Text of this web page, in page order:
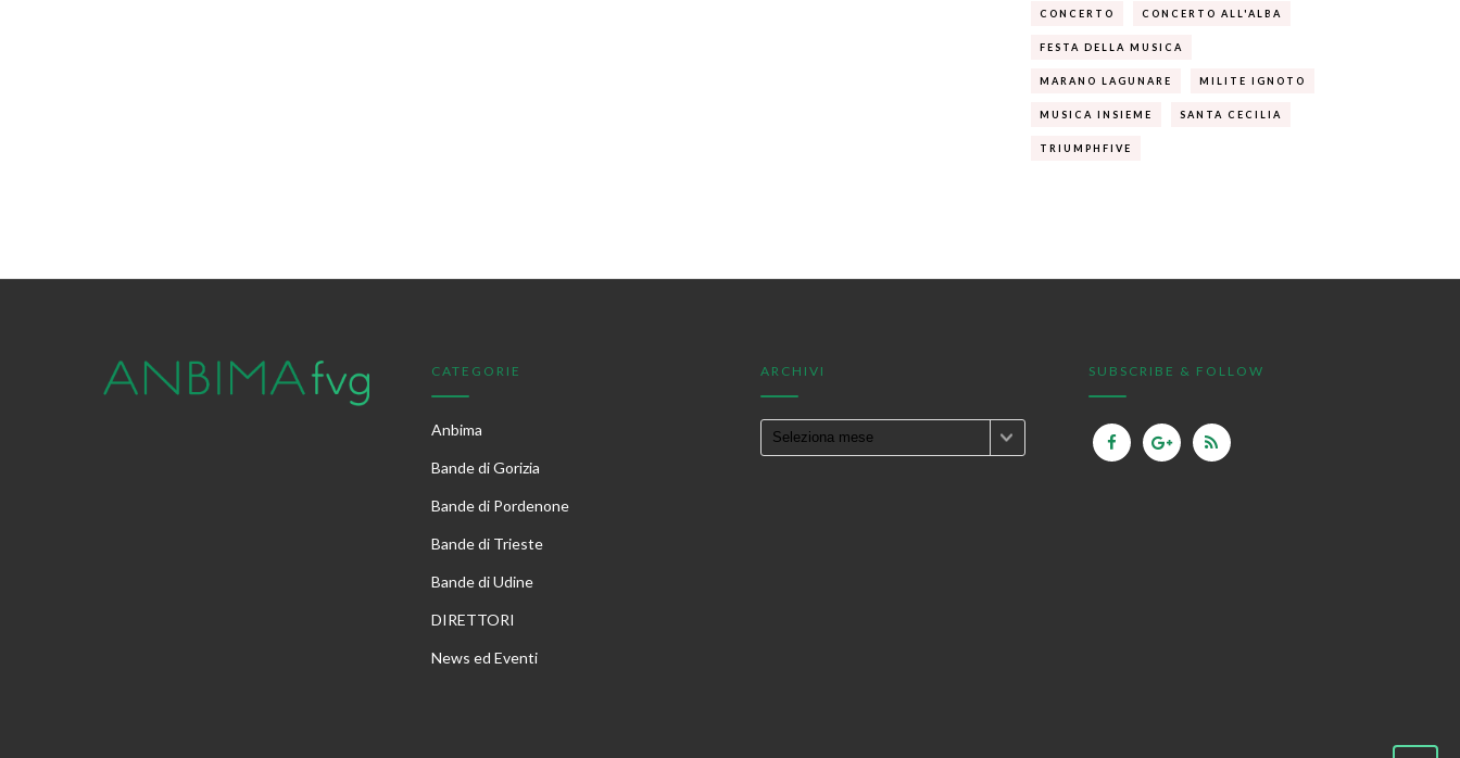
CONCERTO CONCERTO ALL'ALBA
FESTA DELLA MUSICA
MARANO LAGUNARE MILITE IGNOTO
MUSICA INSIEME SANTA CECILIA
TRIUMPHFIVE
CATEGORIE
Anbima
Bande di Gorizia
Bande di Pordenone
Bande di Trieste
Bande di Udine
DIRETTORI
News ed Eventi
ARCHIVI SUBSCRIBE & FOLLOW